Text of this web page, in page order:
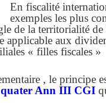
En fiscalité
exemples les plus
de la territorialité de
applicable aux
« filles fiscales »
, le principe
quater Ann III CGI